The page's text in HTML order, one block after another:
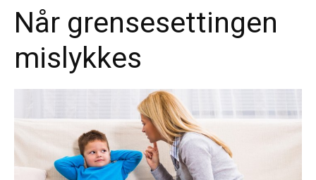
Når grensesettingen
mislykkes